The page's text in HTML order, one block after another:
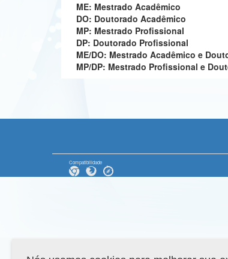
ME: Mestrado Acadêmico
DO: Doutorado Acadêmico
MP: Mestrado Profissional
DP: Doutorado Profissional
ME/DO: Mestrado Acadêmico e
MP/DP: Mestrado Profissional e
Compatibilidade